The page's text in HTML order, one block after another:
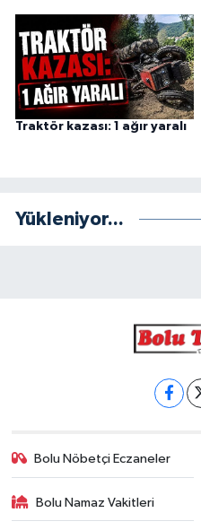
Traktör kazası: 1 ağır yaralı
Yükleniyor...
Bolu Nöbetçi Eczaneler
Bolu Namaz Vakitleri